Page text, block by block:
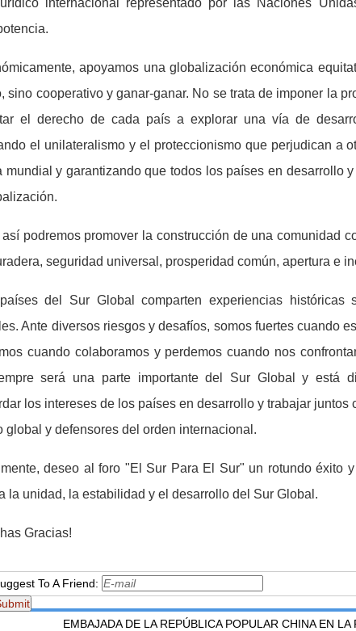
ídico internacional representado por las Naciones
ómicamente, apoyamos una globalización económica
sino cooperativo y ganar-ganar. No se trata de imponer la
el derecho de cada país a explorar una vía de
el unilateralismo y el proteccionismo que perjudican a
mundial y garantizando que todos los países en desarrollo
ón.
ípodremos promover la construcción de una comunidad
seguridad universal, prosperidad común, apertura e
íses del Sur Global comparten experiencias históricas
Ante diversos riesgos y desafíos, somos fuertes cuando
cuando colaboramos y perdemos cuando nos
será una parte importante del Sur Global y está
los intereses de los países en desarrollo y trabajar juntos
global y defensores del orden internacional.
deseo al foro "El Sur Para El Sur" un rotundoéxito
la unidad, la estabilidad y el desarrollo del Sur Global.
Gracias!
To A Friend:
EMBAJADA DE LA REPÚBLICA POPULAR CHINA EN